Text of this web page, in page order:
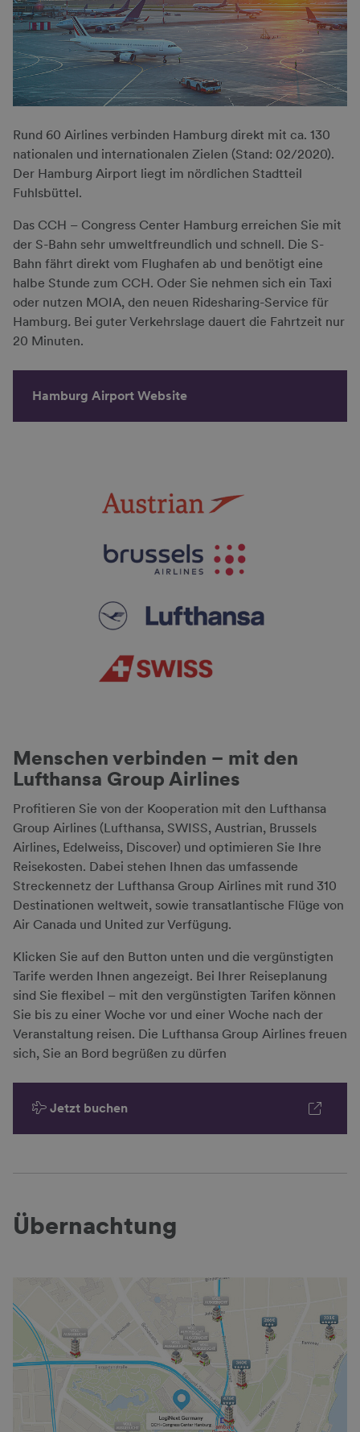
Rund 60 Airlines verbinden Hamburg direkt mit ca. 130
nationalen und internationalen Zielen (Stand: 02/2020).
Der Hamburg Airport liegt im nördlichen Stadtteil
Fuhlsbüttel.
Das CCH – Congress Center Hamburg erreichen Sie mit
der S-Bahn sehr umweltfreundlich und schnell. Die S-
Bahn fährt direkt vom Flughafen ab und benötigt eine
halbe Stunde zum CCH. Oder Sie nehmen sich ein Taxi
oder nutzen MOIA, den neuen Ridesharing-Service für
Hamburg. Bei guter Verkehrslage dauert die Fahrtzeit nur
20 Minuten.
Hamburg Airport Website
Menschen verbinden – mit den
Lufthansa Group Airlines
Profitieren Sie von der Kooperation mit den Lufthansa
Group Airlines (Lufthansa, SWISS, Austrian, Brussels
Airlines, Edelweiss, Discover) und optimieren Sie Ihre
Reisekosten. Dabei stehen Ihnen das umfassende
Streckennetz der Lufthansa Group Airlines mit rund 310
Destinationen weltweit, sowie transatlantische Flüge von
Air Canada und United zur Verfügung.
Klicken Sie auf den Button unten und die vergünstigten
Tarife werden Ihnen angezeigt. Bei Ihrer Reiseplanung
sind Sie flexibel – mit den vergünstigten Tarifen können
Sie bis zu einer Woche vor und einer Woche nach der
Veranstaltung reisen. Die Lufthansa Group Airlines freuen
sich, Sie an Bord begrüßen zu dürfen
Jetzt buchen
Übernachtung